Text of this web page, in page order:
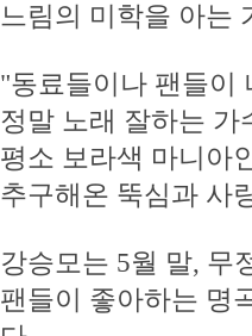
느림의 미학을 아는
"동료들이나 팬들이
정말 노래 잘하는
평소 보라색 마니아
추구해온 뚝심과 사
강승모는 5월 말, 무
팬들이 좋아하는 명